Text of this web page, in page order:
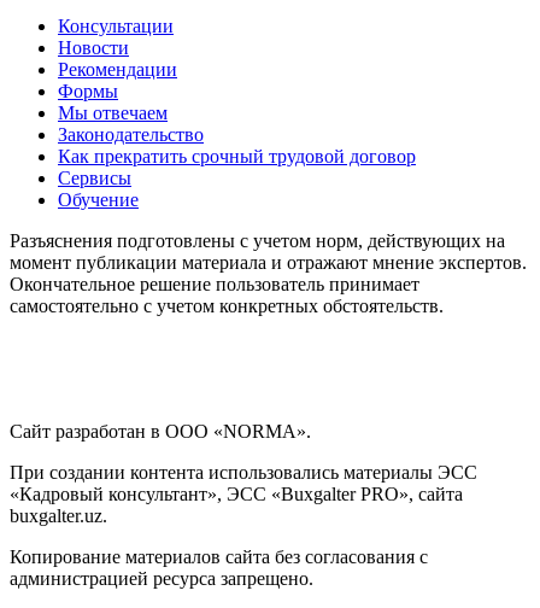
Консультации
Новости
Рекомендации
Формы
Мы отвечаем
Законодательство
Как прекратить срочный трудовой договор
Сервисы
Обучение
Разъяснения подготовлены с учетом норм, действующих на
момент публикации материала и отражают мнение экспертов.
Окончательное решение пользователь принимает
самостоятельно с учетом конкретных обстоятельств.
Сайт разработан в ООО «NORMA».
При создании контента использовались материалы ЭСС
«Кадровый консультант», ЭСС «Buxgalter PRO», сайта
buxgalter.uz.
Копирование материалов сайта без согласования с
администрацией ресурса запрещено.